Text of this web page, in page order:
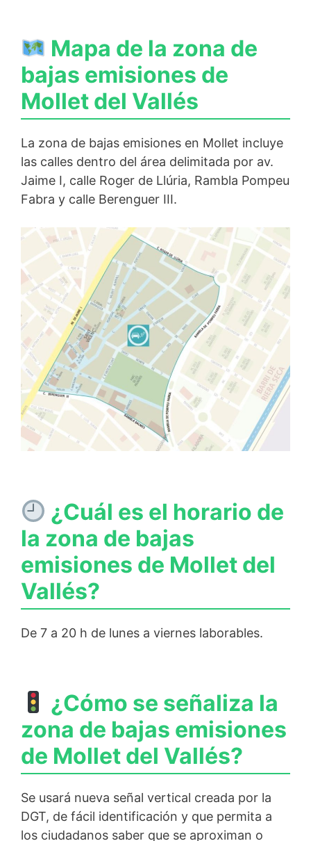
Mapa de la zona de
bajas emisiones de
Mollet del Vallés
La zona de bajas emisiones en Mollet incluye
las calles dentro del área delimitada por av.
Jaime I, calle Roger de Llúria, Rambla Pompeu
Fabra y calle Berenguer III.
¿Cuál es el horario de
la zona de bajas
emisiones de Mollet del
Vallés?
De 7 a 20 h de lunes a viernes laborables.
¿Cómo se señaliza la
zona de bajas emisiones
de Mollet del Vallés?
Se usará nueva señal vertical creada por la
DGT, de fácil identificación y que permita a
los ciudadanos saber que se aproximan o